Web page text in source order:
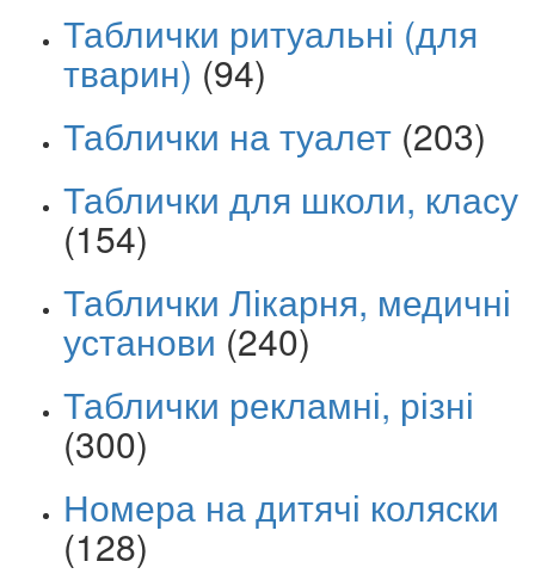
Таблички ритуальні (для
тварин) (94)
Таблички на туалет (203)
Таблички для школи, класу
(154)
Таблички Лікарня, медичні
установи (240)
Таблички рекламні, різні
(300)
Номера на дитячі коляски
(128)